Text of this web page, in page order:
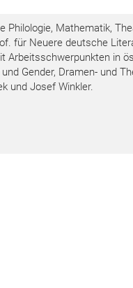
Philologie, Mathematik,
für Neuere deutsche
Arbeitsschwerpunkten in
Gender, Dramen- und
und Josef Winkler.